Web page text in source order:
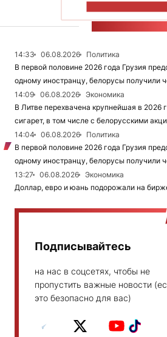
14:33 06.08.2026
Политика
В первой половине 2026 года Грузия
одному иностранцу, белорусы получили
14:09
06.08.2026
Экономика
В Литве перехвачена крупнейшая в 2026
сигарет, в том числе с белорусскими
14:04
06.08.2026
Политика
В первой половине 2026 года Грузия
одному иностранцу, белорусы получили
13:27
06.08.2026
Экономика
Доллар, евро и юань подорожали на
Подписывайтесь
на нас в соцсетях, чтобы не
пропустить важные новости
это безопасно для вас)